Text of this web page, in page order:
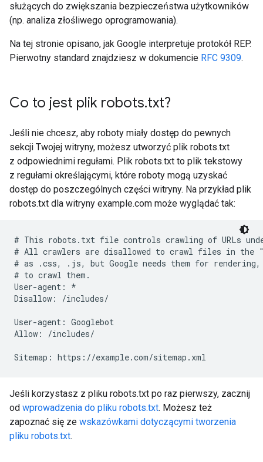
służących do zwiększania bezpieczeństwa użytkowników
(np. analiza złośliwego oprogramowania).
Na tej stronie opisano, jak Google interpretuje protokół REP.
Pierwotny standard znajdziesz w dokumencie RFC 9309.
Co to jest plik robots.txt?
Jeśli nie chcesz, aby roboty miały dostęp do pewnych
sekcji Twojej witryny, możesz utworzyć plik robots.txt
z odpowiednimi regułami. Plik robots.txt to plik tekstowy
z regułami określającymi, które roboty mogą uzyskać
dostęp do poszczególnych części witryny. Na przykład plik
robots.txt dla witryny example.com może wyglądać tak:
# This robots.txt file controls crawling of URLs
# All crawlers are disallowed to crawl files in the
# as .css, .js, but Google needs them for rendering,
# to crawl them.
User-agent: *
Disallow: /includes/
User-agent: Googlebot
Allow: /includes/
Sitemap: https://example.com/sitemap.xml
Jeśli korzystasz z pliku robots.txt po raz pierwszy, zacznij
od wprowadzenia do pliku robots.txt. Możesz też
zapoznać się ze wskazówkami dotyczącymi tworzenia
pliku robots.txt.